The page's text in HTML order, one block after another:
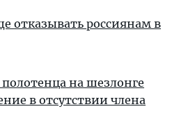
отказывать россиянам в
на шезлонге
в отсутствии члена